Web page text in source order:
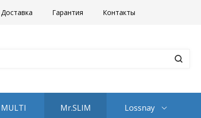
Доставка Гарантия Контакты
Mr.SLIM Lossnay